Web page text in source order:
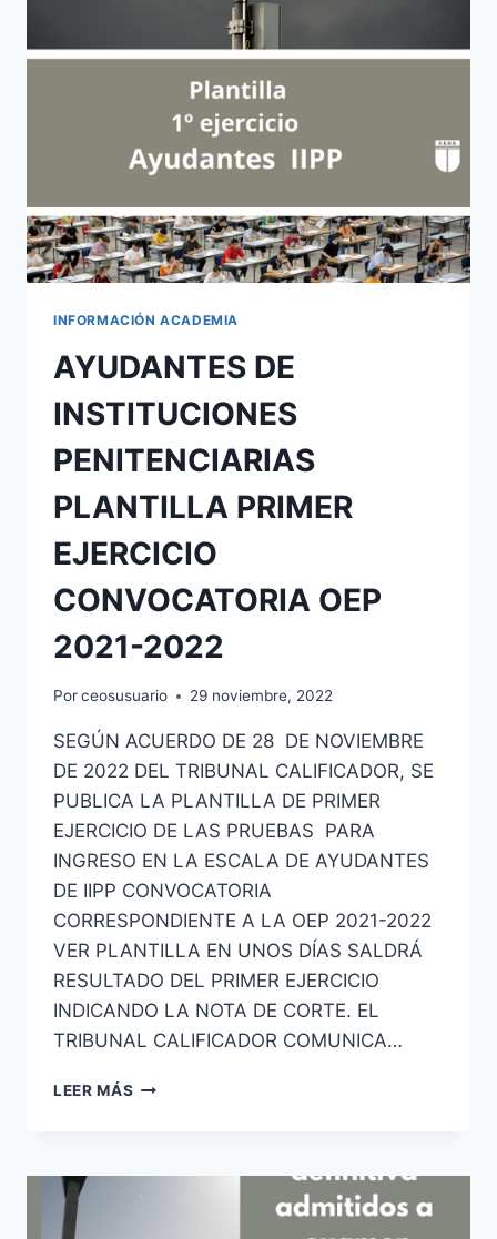
NACIONAL
CONVOCATORIA
INFORMACIÓN ACADEMIA
AYUDANTES DE
INSTITUCIONES
PENITENCIARIAS
PLANTILLA PRIMER
EJERCICIO
CONVOCATORIA OEP
2021-2022
Porceosusuario 29 noviembre, 2022
SEGÚN ACUERDO DE 28 DE NOVIEMBRE
DE 2022 DEL TRIBUNAL CALIFICADOR, SE
PUBLICA LA PLANTILLA DE PRIMER
EJERCICIO DE LAS PRUEBAS PARA
INGRESO EN LA ESCALA DE AYUDANTES
DE IIPP CONVOCATORIA
CORRESPONDIENTE A LA OEP 2021-2022
VER PLANTILLA EN UNOS DÍAS SALDRÁ
RESULTADO DEL PRIMER EJERCICIO
INDICANDO LA NOTA DE CORTE. EL
TRIBUNAL CALIFICADOR COMUNICA…
LEER MÁS AYUDANTES
PLANTILLA
PRIMER